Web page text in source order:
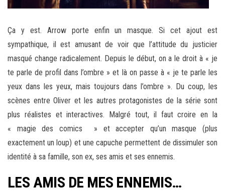
Ça y est. Arrow porte enfin un masque. Si cet ajout est
sympathique, il est amusant de voir que l’attitude du justicier
masqué change radicalement. Depuis le début, on a le droit à « je
te parle de profil dans l’ombre » et là on passe à « je te parle les
yeux dans les yeux, mais toujours dans l’ombre ». Du coup, les
scènes entre Oliver et les autres protagonistes de la série sont
plus réalistes et interactives. Malgré tout, il faut croire en la
« magie des comics » et accepter qu’un masque (plus
exactement un loup) et une capuche permettent de dissimuler son
identité à sa famille, son ex, ses amis et ses ennemis.
LES AMIS DE MES ENNEMIS…